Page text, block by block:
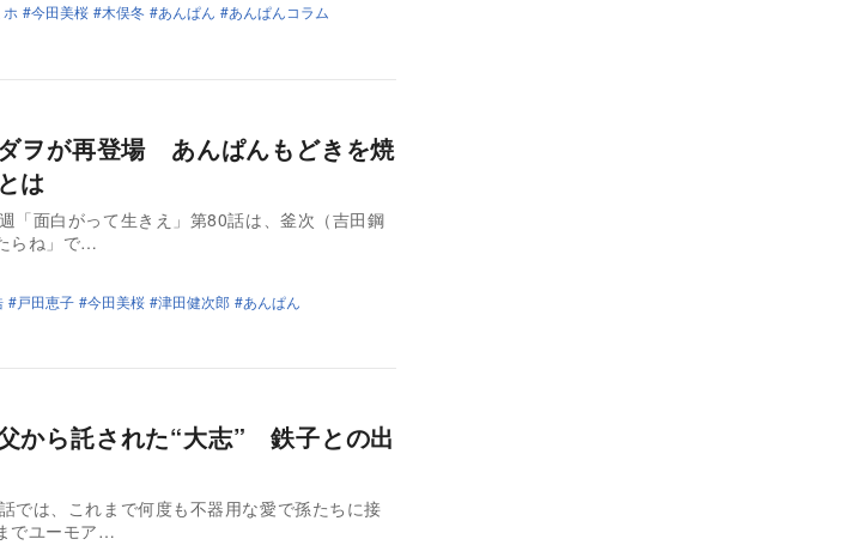
今田美桜 木俣冬 あんぱん あんぱんコラム
ダヲが再登場 あんぱんもどきを焼
は
「面白がって生きえ」第80話は、釜次（吉田鋼
らね」で…
戸田恵子 今田美桜 津田健次郎
あんぱん
から託された“大志” 鉄子との出
では、これまで何度も不器用な愛で孫たちに接
でユーモア…